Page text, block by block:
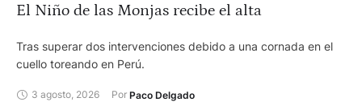
El Niño de las Monjas recibe el alta
Tras superar dos intervenciones debido a una cornada en el
cuello toreando en Perú.
3 agosto, 2026 Por Paco Delgado